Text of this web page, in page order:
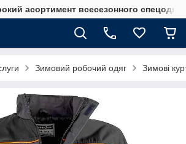
асортимент всесезонного спецодягу
Зимовий робочий одяг Зимові